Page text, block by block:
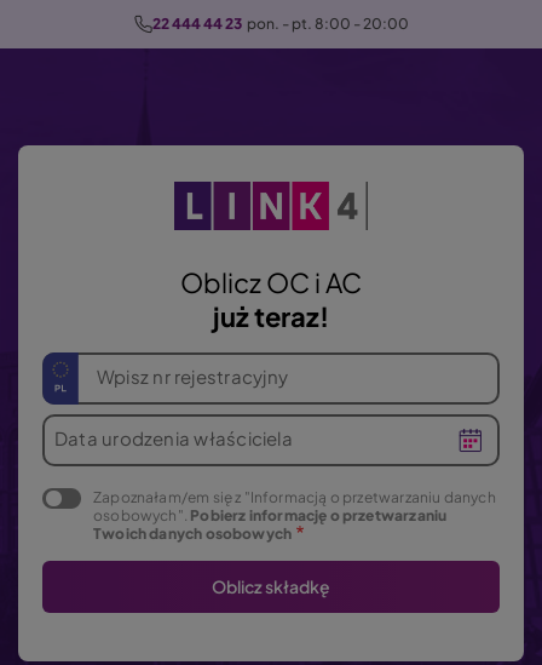
r
22 444 44 23 pon. - pt. 8:00 - 20:00
Oblicz OC i AC
już teraz!
Wpisz nr rejestracyjny
Data urodzenia właściciela
Zapoznałam/em się z "Informacją o przetwarzaniu danych
osobowych". Pobierz informację o przetwarzaniu
Twoich danych osobowych